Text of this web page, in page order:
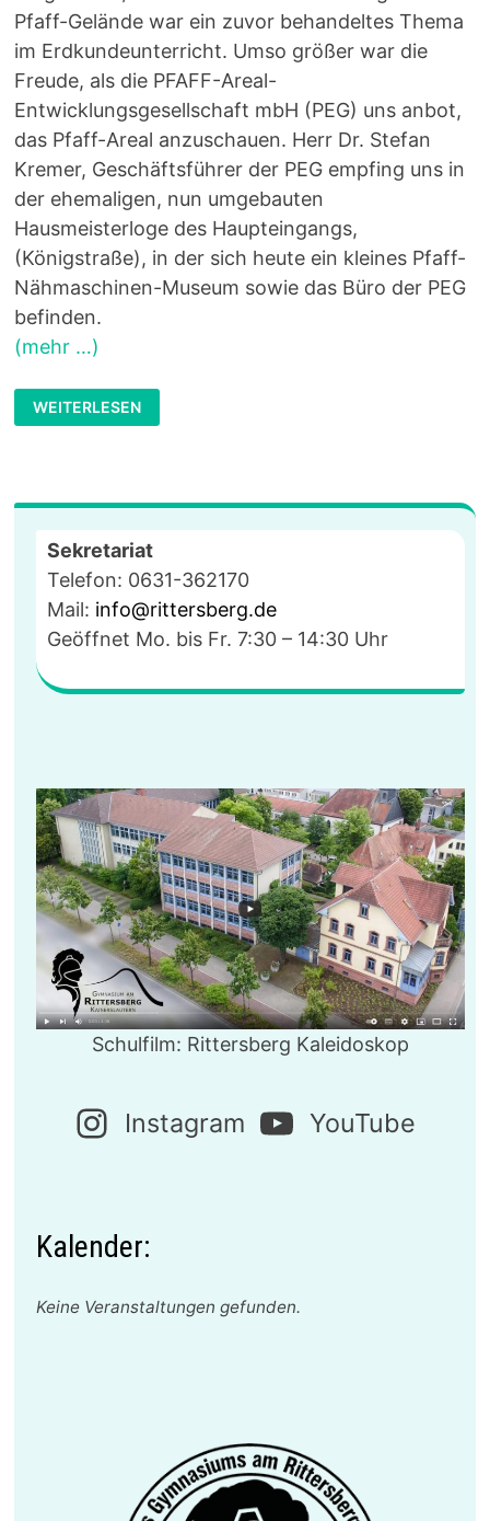
Pfaff-Gelände war ein zuvor behandeltes Thema
im Erdkundeunterricht. Umso größer war die
Freude, als die PFAFF-Areal-
Entwicklungsgesellschaft mbH (PEG) uns anbot,
das Pfaff-Areal anzuschauen. Herr Dr. Stefan
Kremer, Geschäftsführer der PEG empfing uns in
der ehemaligen, nun umgebauten
Hausmeisterloge des Haupteingangs,
(Königstraße), in der sich heute ein kleines Pfaff-
Nähmaschinen-Museum sowie das Büro der PEG
befinden.
(mehr …)
RITTERSBERGER
PLANEN
BEI
WEITERLESEN
Sekretariat
Telefon: 0631-362170
Mail: info@rittersberg.de
Geöffnet Mo. bis Fr. 7:30 – 14:30 Uhr
Schulfilm: Rittersberg Kaleidoskop
Instagram YouTube
Kalender:
Keine Veranstaltungen gefunden.